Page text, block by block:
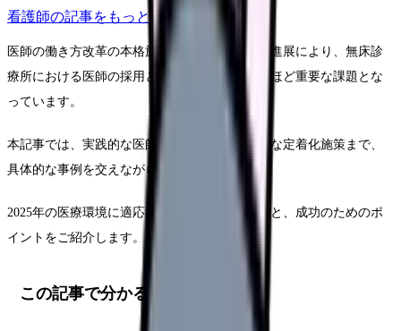
看護師の記事をもっと見る
医師の働き方改革の本格施行と地域医療構想の進展により、無床診
療所における医師の採用と定着は、かつてないほど重要な課題とな
っています。
本記事では、実践的な医師採用戦略から効果的な定着化施策まで、
具体的な事例を交えながら詳しく解説します。
2025年の医療環境に適応した採用計画の立て方と、成功のためのポ
イントをご紹介します。
この記事で分かること